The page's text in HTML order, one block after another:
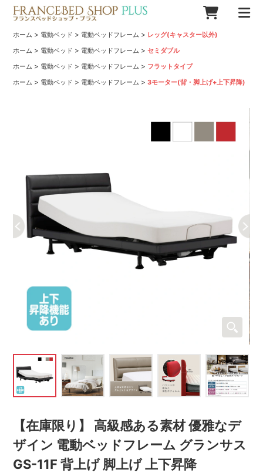
ホーム > 電動ベッド > 電動ベッドフレーム > レッグ(キャスター以外)
ホーム > 電動ベッド > 電動ベッドフレーム >セミダブル
ホーム > 電動ベッド > 電動ベッドフレーム > フラットタイプ
ホーム > 電動ベッド > 電動ベッドフレーム >3モーター(背・脚上げ+上下昇降)
【在庫限り】 高級感ある素材 優雅なデ
ザイン 電動ベッドフレーム グランサス
GS-11F 背上げ 脚上げ 上下昇降